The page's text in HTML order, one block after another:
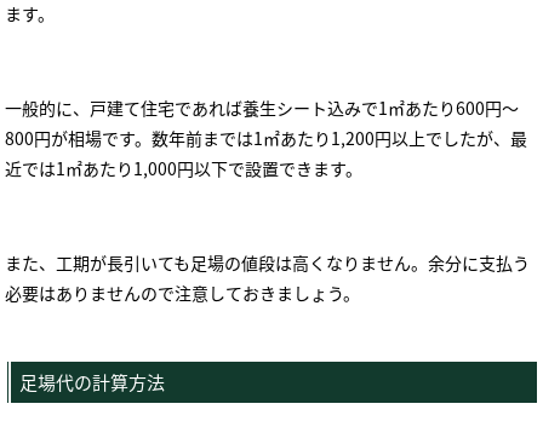
ます。
一般的に、戸建て住宅であれば養生シート込みで1㎡あたり600円～
800円が相場です。数年前までは1㎡あたり 1,200円以上でしたが、最
近では1㎡あたり 1,000円以下で設置できます。
また、工期が長引いても足場の値段は高くなりません。余分に支払う
必要はありませんので注意しておきましょう。
足場代の計算方法